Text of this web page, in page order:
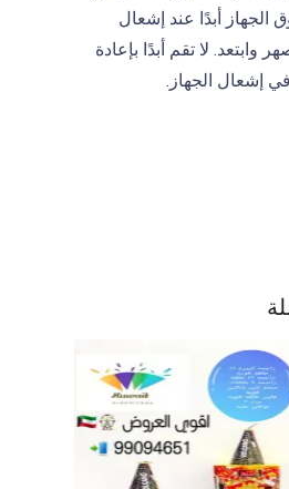
أبدًا عند إشعال
وابتعد. لا تقم أبدًا بإعادة
إشعال الجهاز.